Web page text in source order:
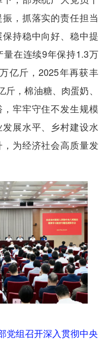
，抓落实的责任担当
持稳中向好、稳中提
量在连续9年保持1.3万
亿斤，2025年再获丰
，棉油糖、肉蛋奶、
牢牢守住不发生规模
展水平、乡村建设水
为经济社会高质量发
党组召开深入贯彻中央